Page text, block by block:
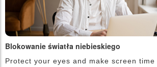
Blokowanie światła niebieskiego
Protect your eyes and make screen time